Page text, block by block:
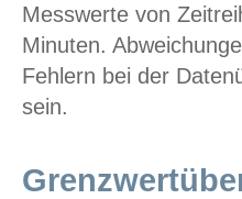
Messwerte von
Minuten.
Fehlern bei der
sein.